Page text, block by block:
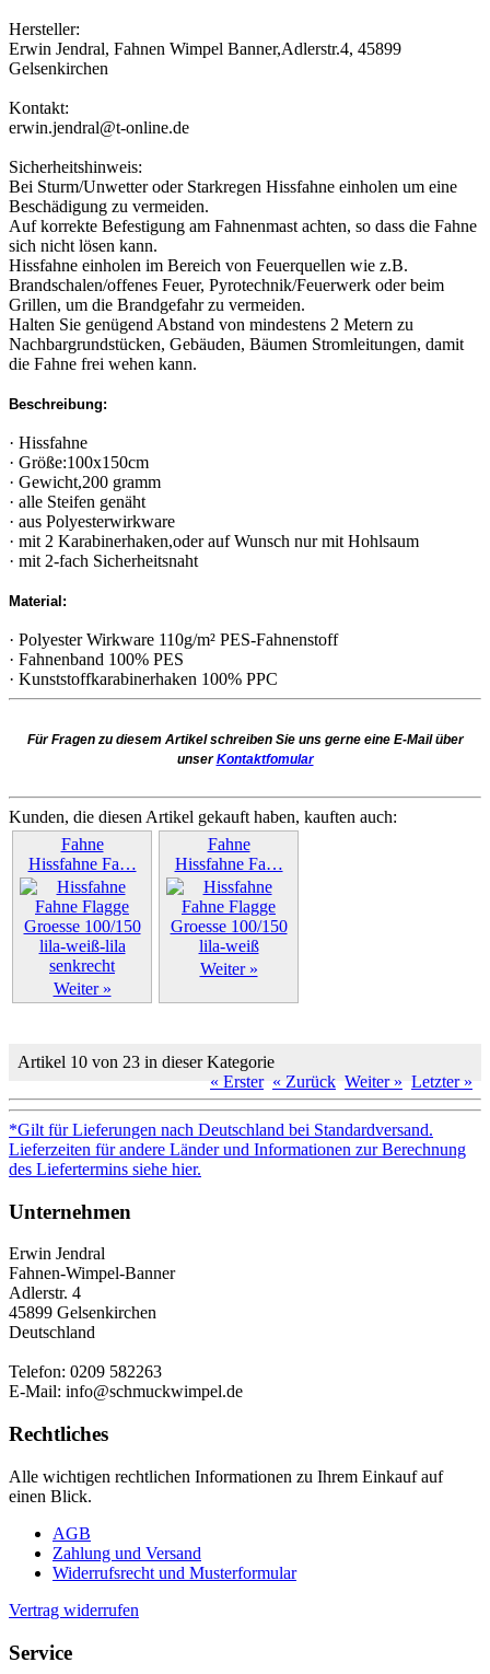
Hersteller:
Erwin Jendral, Fahnen Wimpel Banner,Adlerstr.4, 45899
Gelsenkirchen
Kontakt:
erwin.jendral@t-online.de
Sicherheitshinweis:
Bei Sturm/Unwetter oder Starkregen Hissfahne einholen um eine
Beschädigung zu vermeiden.
Auf korrekte Befestigung am Fahnenmast achten, so dass die Fahne
sich nicht lösen kann.
Hissfahne einholen im Bereich von Feuerquellen wie z.B.
Brandschalen/offenes Feuer, Pyrotechnik/Feuerwerk oder beim
Grillen, um die Brandgefahr zu vermeiden.
Halten Sie genügend Abstand von mindestens 2 Metern zu
Nachbargrundstücken, Gebäuden, Bäumen Stromleitungen, damit
die Fahne frei wehen kann.
Beschreibung:
· Hissfahne
· Größe:100x150cm
· Gewicht,200 gramm
· alle Steifen genäht
· aus Polyesterwirkware
· mit 2 Karabinerhaken,oder auf Wunsch nur mit Hohlsaum
· mit 2-fach Sicherheitsnaht
Material:
· Polyester Wirkware 110g/m² PES-Fahnenstoff
· Fahnenband 100% PES
· Kunststoffkarabinerhaken 100% PPC
Für Fragen zu diesem Artikel schreiben Sie uns gerne eine E-Mail über
unserKontaktfomular
Kunden, die diesen Artikel gekauft haben, kauften auch:
Fahne
Hissfahne Fa…
Weiter »
Fahne
Hissfahne Fa…
Weiter »
Artikel 10 von 23 in dieser Kategorie
« Erster « Zurück Weiter » Letzter »
*Gilt für Lieferungen nach Deutschland bei Standardversand.
Lieferzeiten für andere Länder und Informationen zur Berechnung
des Liefertermins siehe hier.
Unternehmen
Erwin Jendral
Fahnen-Wimpel-Banner
Adlerstr. 4
45899 Gelsenkirchen
Deutschland
Telefon: 0209 582263
E-Mail: info@schmuckwimpel.de
Rechtliches
Alle wichtigen rechtlichen Informationen zu Ihrem Einkauf auf
einen Blick.
AGB
Zahlung und Versand
Widerrufsrecht und Musterformular
Vertrag widerrufen
Service